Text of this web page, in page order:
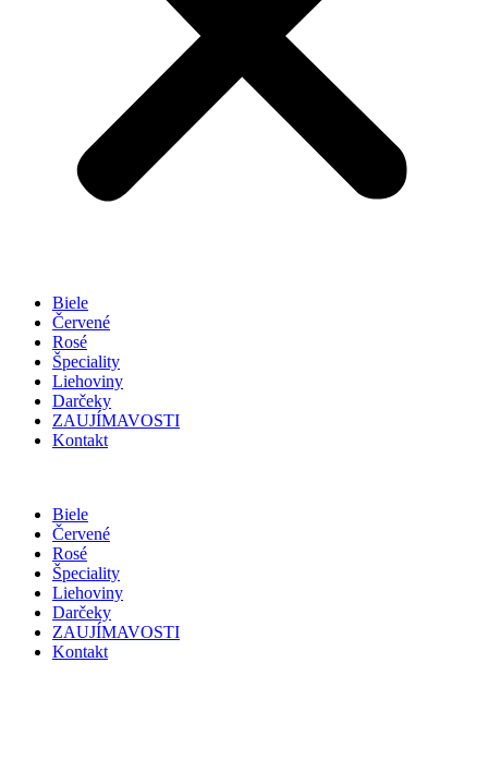
Biele
Červené
Rosé
Špeciality
Liehoviny
Darčeky
ZAUJÍMAVOSTI
Kontakt
Biele
Červené
Rosé
Špeciality
Liehoviny
Darčeky
ZAUJÍMAVOSTI
Kontakt